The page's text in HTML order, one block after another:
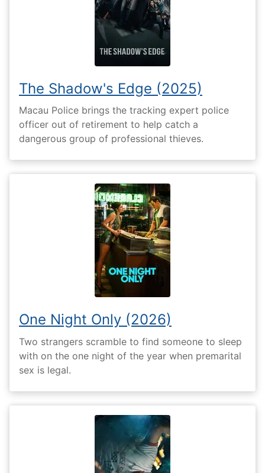
The Shadow's Edge (2025)
Macau Police brings the tracking expert police
officer out of retirement to help catch a
dangerous group of professional thieves.
One Night Only (2026)
Two strangers scramble to find someone to sleep
with on the one night of the year when premarital
sex is legal.